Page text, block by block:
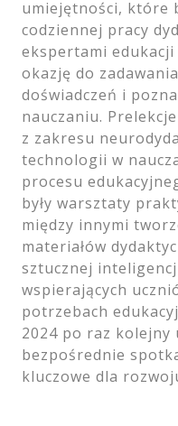
umiejętności, które
codziennej pracy
ekspertami
okazję do
doświadczeń i
nauczaniu.
z zakresu
technologii w
procesu
były warsztaty
między innymi
materiałów
sztucznej
wspierających
potrzebach
2024 po raz kolejny
bezpośrednie
kluczowe dla